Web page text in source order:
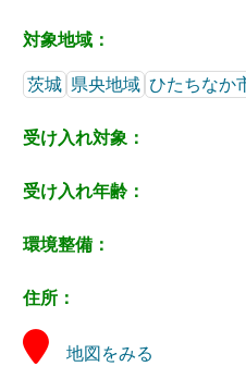
対象地域：
茨城 県央地域 ひたちなか
受け入れ対象：
受け入れ年齢：
環境整備：
住所：
地図をみる